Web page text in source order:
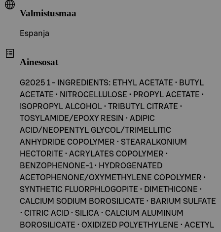
Valmistusmaa
Espanja
Ainesosat
G2025 1 - INGREDIENTS: ETHYL ACETATE • BUTYL
ACETATE • NITROCELLULOSE • PROPYL ACETATE •
ISOPROPYL ALCOHOL • TRIBUTYL CITRATE •
TOSYLAMIDE/EPOXY RESIN • ADIPIC
ACID/NEOPENTYL GLYCOL/TRIMELLITIC
ANHYDRIDE COPOLYMER • STEARALKONIUM
HECTORITE • ACRYLATES COPOLYMER •
BENZOPHENONE-1 • HYDROGENATED
ACETOPHENONE/OXYMETHYLENE COPOLYMER •
SYNTHETIC FLUORPHLOGOPITE • DIMETHICONE •
CALCIUM SODIUM BOROSILICATE • BARIUM SULFATE
• CITRIC ACID • SILICA • CALCIUM ALUMINUM
BOROSILICATE • OXIDIZED POLYETHYLENE • ACETYL